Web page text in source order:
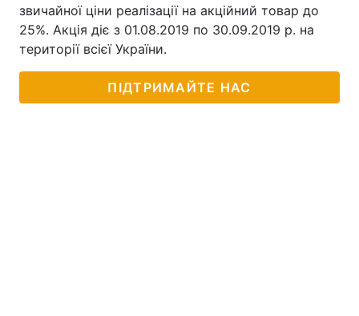
звичайної ціни реалізації на акційний товар до
25%. Акція діє з 01.08.2019 по 30.09.2019 р. на
території всієї України.
ПІДТРИМАЙТЕ НАС